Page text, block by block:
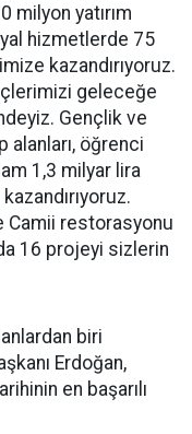
yatırım
hizmetlerde 75
kazandırıyoruz.
geleceğe
Gençlik ve
alanları, öğrenci
1,3 milyar lira
Camii restorasyonu
16 projeyi sizlerin
biri
Erdoğan,
en başarılı